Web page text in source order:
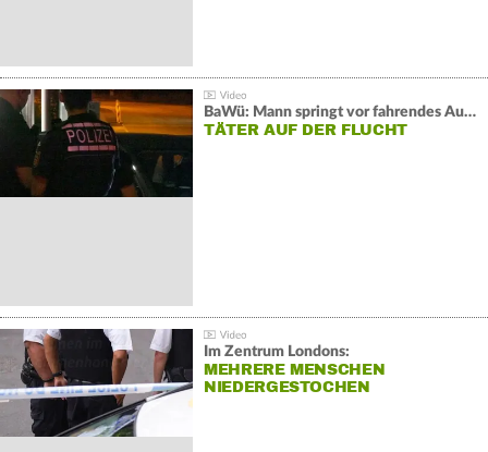
BaWü: Mann springt vor fahrendes Auto und schießt
TÄTER AUF DER FLUCHT
Im Zentrum Londons:
MEHRERE MENSCHEN
NIEDERGESTOCHEN